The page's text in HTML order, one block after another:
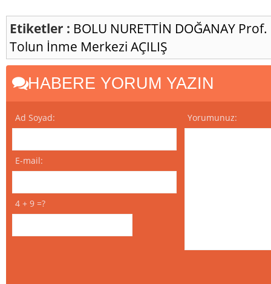
Etiketler : BOLU NURETTİN DOĞANAY Prof.
Tolun İnme Merkezi AÇILIŞ
HABERE YORUM YAZIN
Ad Soyad:
E-mail:
4 + 9 =?
Yorumunuz: